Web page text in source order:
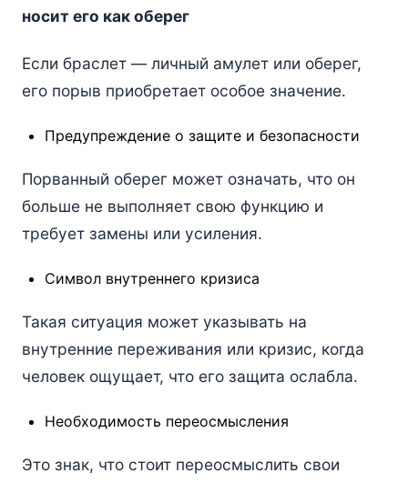
носит его как оберег
Если браслет — личный амулет или оберег,
его порыв приобретает особое значение.
Предупреждение о защите и безопасности
Порванный оберег может означать, что он
больше не выполняет свою функцию и
требует замены или усиления.
Символ внутреннего кризиса
Такая ситуация может указывать на
внутренние переживания или кризис, когда
человек ощущает, что его защита ослабла.
Необходимость переосмысления
Это знак, что стоит переосмыслить свои